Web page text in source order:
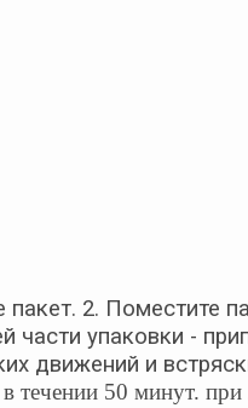
пакет. 2.
части упаковки -
движений и
течении 50 минут.